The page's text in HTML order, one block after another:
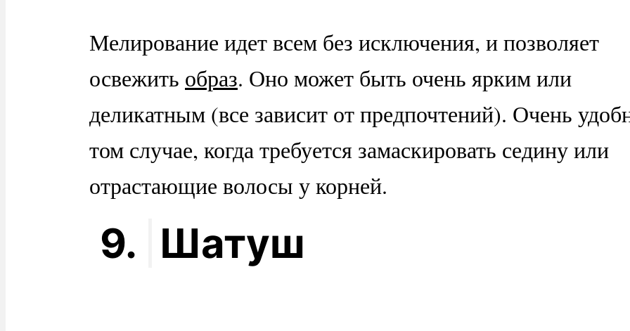
Мелирование идет всем без исключения, и позволяет
освежить образ. Оно может быть очень ярким или
деликатным (все зависит от предпочтений). Очень
том случае, когда требуется замаскировать седину или
отрастающие волосы у корней.
9. Шатуш